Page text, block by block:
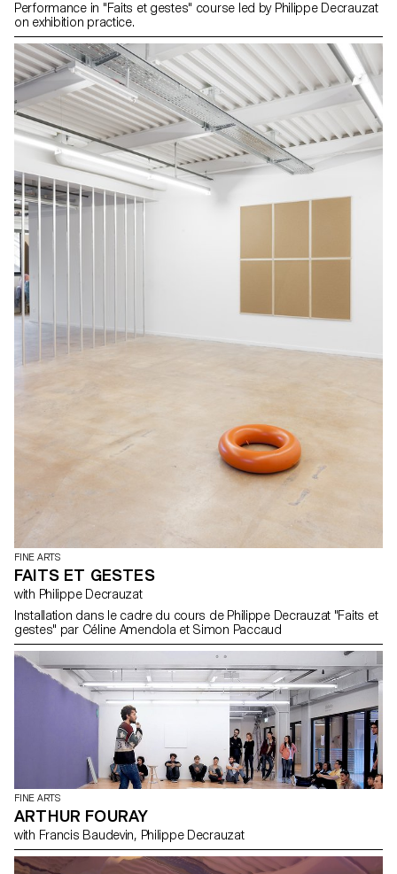
Performance in "Faits et gestes" course led by Philippe Decrauzat
on exhibition practice.
FINE ARTS
FAITS ET GESTES
with Philippe Decrauzat
Installation dans le cadre du cours de Philippe Decrauzat "Faits et
gestes" par Céline Amendola et Simon Paccaud
FINE ARTS
ARTHUR FOURAY
with Francis Baudevin, Philippe Decrauzat